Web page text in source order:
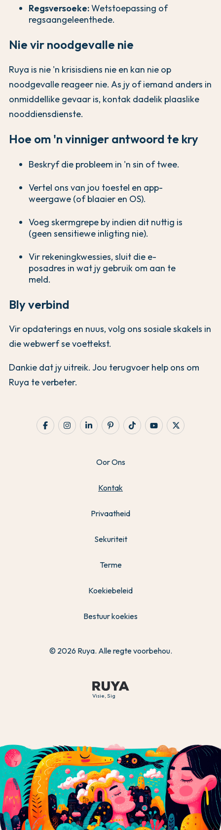
Regsversoeke:Wetstoepassing of
regsaangeleenthede.
Nie vir noodgevalle nie
Ruya is nie 'n krisisdiens nie en kan nie op
noodgevalle reageer nie. As jy of iemand anders in
onmiddellike gevaar is, kontak dadelik plaaslike
nooddiensdienste.
Hoe om 'n vinniger antwoord te kry
Beskryf die probleem in 'n sin of twee.
Vertel ons van jou toestel en app-
weergawe (of blaaier en OS).
Voeg skermgrepe by indien dit nuttig is
(geen sensitiewe inligting nie).
Vir rekeningkwessies, sluit die e-
posadres in wat jy gebruik om aan te
meld.
Bly verbind
Vir opdaterings en nuus, volg ons sosiale skakels in
die webwerf se voettekst.
Dankie dat jy uitreik. Jou terugvoer help ons om
Ruya te verbeter.
Visie, Sig
Oor Ons
Kontak
Privaatheid
Sekuriteit
Terme
Koekiebeleid
Bestuur koekies
© 2026 Ruya. Alle regte voorbehou.